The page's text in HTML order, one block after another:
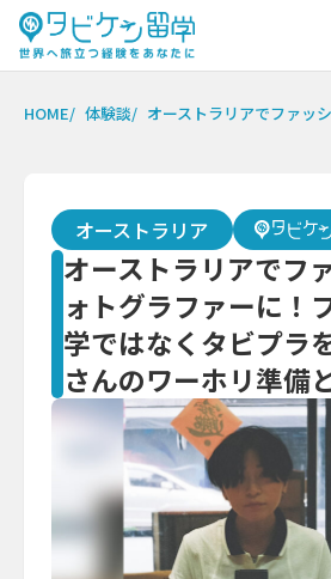
HOME 体験談 オーストラリアでファッションフォトグラファーに！フィリピン
オーストラリア
オーストラリアでフ
ォトグラファーに！
学ではなくタビプラ
さんのワーホリ準備